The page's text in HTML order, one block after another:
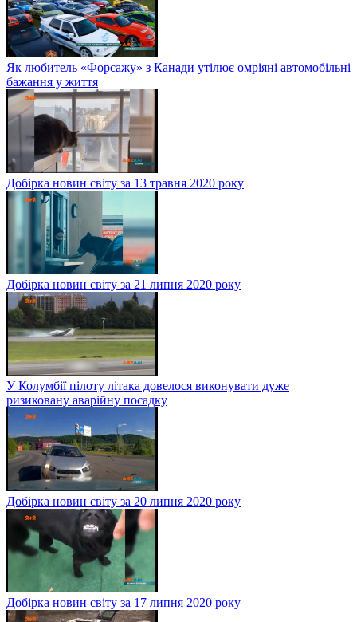
Як любитель «Форсажу» з Канади утілює омріяні автомобільні
бажання у життя
Добірка новин світу за 13 травня 2020 року
Добірка новин світу за 21 липня 2020 року
У Колумбії пілоту літака довелося виконувати дуже
ризиковану аварійну посадку
Добірка новин світу за 20 липня 2020 року
Добірка новин світу за 17 липня 2020 року